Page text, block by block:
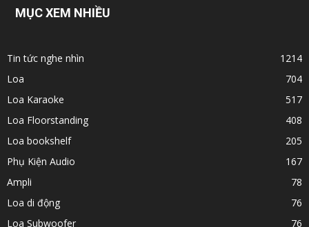
MỤC XEM NHIỀU
Tin tức nghe nhìn
1214
Loa
704
Loa Karaoke
517
Loa Floorstanding
408
Loa bookshelf
205
Phụ Kiện Audio
167
Ampli
78
Loa di động
76
Loa Subwoofer
76